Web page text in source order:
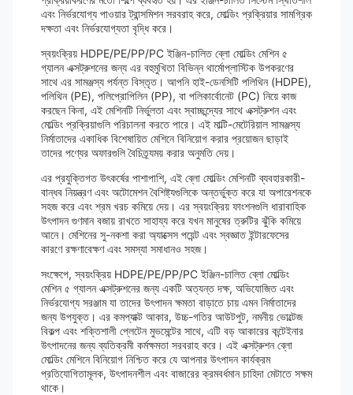
এবং নির্ভরযোগ্য পাওয়ার ট্রান্সমিশন সরবরাহ করে, মোল্ডিং প্রক্রিয়ার সামগ্রিক
দক্ষতা এবং নির্ভরযোগ্যতা বৃদ্ধি করে।
স্বয়ংক্রিয় HDPE/PE/PP/PC ইঞ্জিন-চালিত ব্লো মোল্ডিং মেশিন ৫
গ্যালন এক্সট্রুশনের জন্য এর বহুমুখিতা বিভিন্ন থার্মোপ্লাস্টিক উপকরণের
সাথে এর সামঞ্জস্য পর্যন্ত বিস্তৃত। আপনি হাই-ডেনসিটি পলিথিন (HDPE),
পলিথিন (PE), পলিপ্রোপিলিন (PP), বা পলিকার্বোনেট (PC) নিয়ে কাজ
করছেন কিনা, এই মেশিনটি নির্ভুলতা এবং স্বাচ্ছন্দ্যের সাথে এক্সট্রুশন এবং
মোল্ডিং প্রক্রিয়াগুলি পরিচালনা করতে পারে। এই মাল্টি-মেটেরিয়াল সামঞ্জস্য
নির্মাতাদের একাধিক বিশেষায়িত মেশিনে বিনিয়োগ করার প্রয়োজন ছাড়াই
তাদের পণ্যের অফারগুলি বৈচিত্র্যময় করার অনুমতি দেয়।
এর প্রযুক্তিগত উৎকর্ষের পাশাপাশি, এই ব্লো মোল্ডিং মেশিনটি ব্যবহারকারী-
বান্ধব নিয়ন্ত্রণ এবং অটোমেশন বৈশিষ্ট্যগুলিকে অন্তর্ভুক্ত করে যা অপারেশনকে
সহজ করে এবং শ্রম খরচ কমিয়ে দেয়। এর স্বয়ংক্রিয় ফাংশনগুলি ধারাবাহিক
উৎপাদন গুণমান বজায় রাখতে সাহায্য করে যখন মানুষের ত্রুটির ঝুঁকি কমিয়ে
আনে। মেশিনের সু-নকশা করা অ্যাক্সেস পয়েন্ট এবং স্বজ্ঞাত ইন্টারফেসের
কারণে রক্ষণাবেক্ষণ এবং সমস্যা সমাধানও সহজ।
সংক্ষেপে, স্বয়ংক্রিয় HDPE/PE/PP/PC ইঞ্জিন-চালিত ব্লো মোল্ডিং
মেশিন ৫ গ্যালন এক্সট্রুশনের জন্য একটি অত্যন্ত দক্ষ, অভিযোজিত এবং
নির্ভরযোগ্য সরঞ্জাম যা তাদের উৎপাদন ক্ষমতা বাড়াতে চায় এমন নির্মাতাদের
জন্য উপযুক্ত। এর কমপ্যাক্ট আকার, উচ্চ-গতির আউটপুট, নমনীয় ভোল্টেজ
বিকল্প এবং শক্তিশালী প্লেটেন মুভমেন্টের সাথে, এটি বড় আকারের কন্টেইনার
উৎপাদনের জন্য ব্যতিক্রমী কর্মক্ষমতা সরবরাহ করে। এই এক্সট্রুশন ব্লো
মোল্ডিং মেশিনে বিনিয়োগ নিশ্চিত করে যে আপনার উৎপাদন কার্যক্রম
প্রতিযোগিতামূলক, উৎপাদনশীল এবং বাজারের ক্রমবর্ধমান চাহিদা মেটাতে সক্ষম
থাকে।